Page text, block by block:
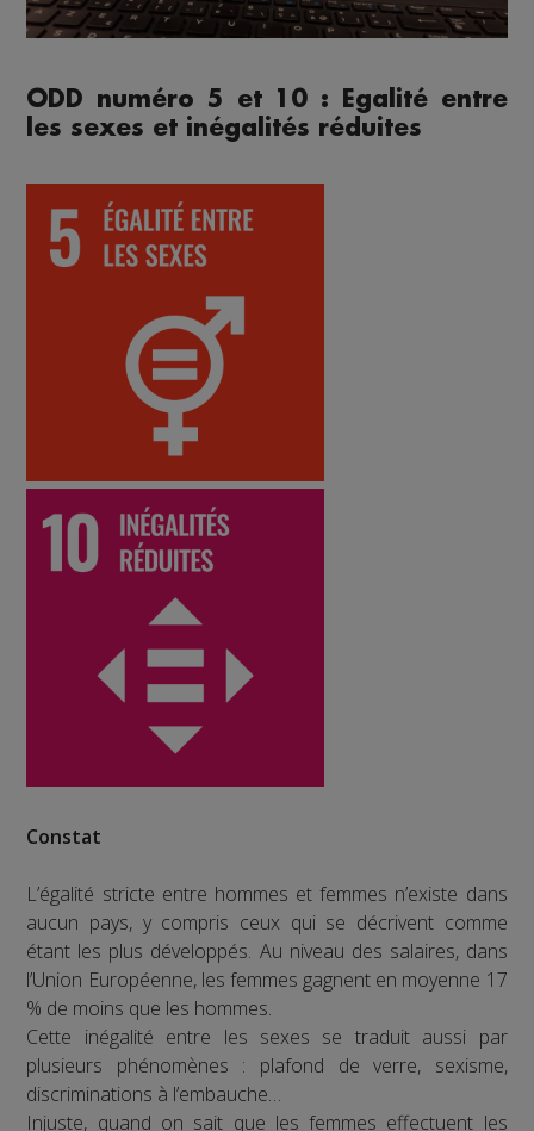
ODD numéro 5 et 10 : Egalité entre
les sexes et inégalités réduites
Constat
L’égalité stricte entre hommes et femmes n’existe dans
aucun pays, y compris ceux qui se décrivent comme
étant les plus développés. Au niveau des salaires, dans
l’Union Européenne, les femmes gagnent en moyenne 17
% de moins que les hommes.
Cette inégalité entre les sexes se traduit aussi par
plusieurs phénomènes : plafond de verre, sexisme,
discriminations à l’embauche…
Injuste, quand on sait que les femmes effectuent les